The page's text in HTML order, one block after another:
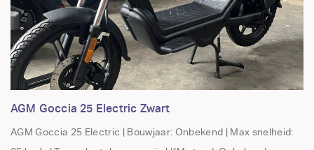
AGM Goccia 25 Electric Zwart
AGM Goccia 25 Electric | Bouwjaar: Onbekend | Max snelheid: